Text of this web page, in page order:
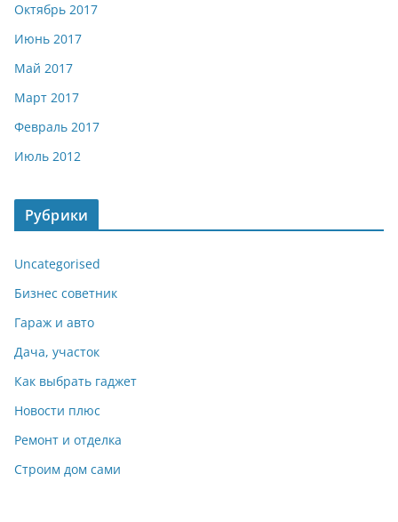
Октябрь 2017
Июнь 2017
Май 2017
Март 2017
Февраль 2017
Июль 2012
Рубрики
Uncategorised
Бизнес советник
Гараж и авто
Дача, участок
Как выбрать гаджет
Новости плюс
Ремонт и отделка
Строим дом сами